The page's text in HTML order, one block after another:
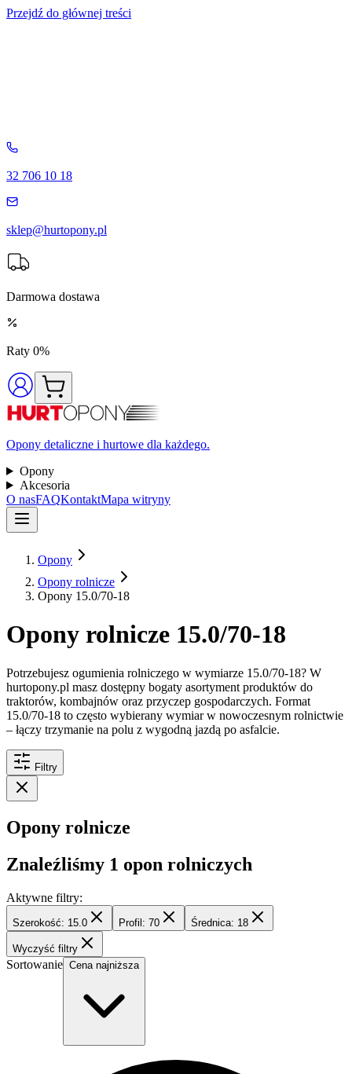
Przejdź do głównej treści
32 706 10 18
sklep@hurtopony.pl
Darmowa dostawa
Raty 0%
Opony detaliczne i hurtowe dla każdego.
Opony
Akcesoria
O nasFAQKontaktMapa witryny
Opony
Opony rolnicze
Opony 15.0/70-18
Opony rolnicze 15.0/70-18
Potrzebujesz ogumienia rolniczego w wymiarze 15.0/70-18? W
hurtopony.pl masz dostępny bogaty asortyment produktów do
traktorów, kombajnów oraz przyczep gospodarczych. Format
15.0/70-18 to często wybierany wymiar w nowoczesnym rolnictwie
– łączy trzymanie na polu z wygodną jazdą po asfalcie.
Filtry
Opony rolnicze
Znaleźliśmy 1 opon rolniczych
Aktywne filtry:
Szerokość: 15.0 Profil: 70 Średnica: 18
Wyczyść filtry
Sortowanie Cena najniższa